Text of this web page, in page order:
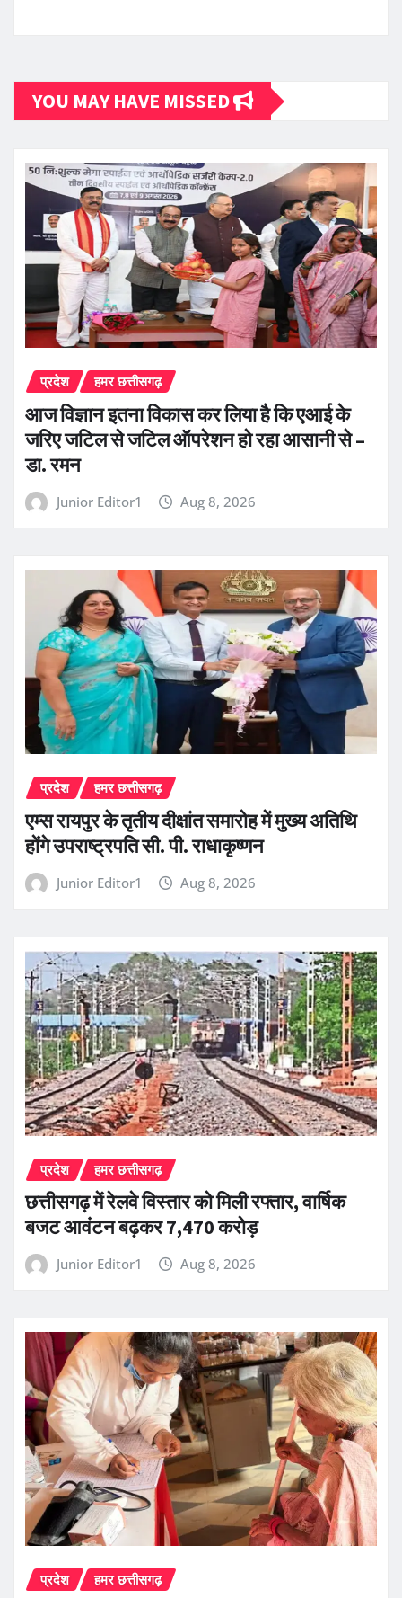
YOU MAY HAVE MISSED
प्रदेश हमर छत्तीसगढ़
आज विज्ञान इतना विकास कर लिया है कि एआई के
जरिए जटिल से जटिल ऑपरेशन हो रहा आसानी से –
डा. रमन
Junior Editor1 Aug 8, 2026
प्रदेश हमर छत्तीसगढ़
एम्स रायपुर के तृतीय दीक्षांत समारोह में मुख्य अतिथि
होंगे उपराष्ट्रपति सी. पी. राधाकृष्णन
Junior Editor1 Aug 8, 2026
प्रदेश हमर छत्तीसगढ़
छत्तीसगढ़ में रेलवे विस्तार को मिली रफ्तार, वार्षिक
बजट आवंटन बढ़कर 7,470 करोड़
Junior Editor1 Aug 8, 2026
प्रदेश हमर छत्तीसगढ़